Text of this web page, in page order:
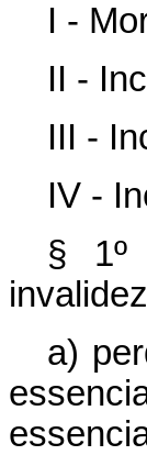
I -
II -
III -
IV -
§ 1º
a)